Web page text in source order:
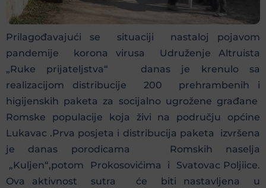
Prilagođavajući se situaciji nastaloj pojavom
pandemije korona virusa Udruženje Altruista
„Ruke prijateljstva“ danas je krenulo sa
realizacijom distribucije 200 prehrambenih i
higijenskih paketa za socijalno ugrožene građane
Romske populacije koja živi na području općine
Lukavac .Prva posjeta i distribucija paketa izvršena
je danas porodicama Romskih naselja
„Kuljen“,potom Prokosovićima i Svatovac Poljiice.
Ova aktivnost sutra će biti nastavljena u